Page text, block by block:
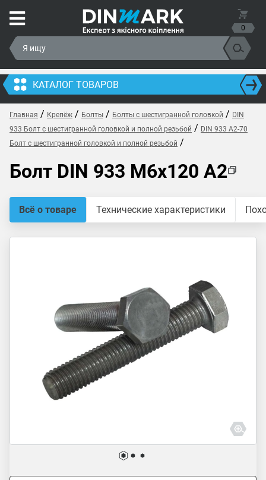
0
КАТАЛОГ ТОВАРОВ
Главная / Крепёж / Болты / Болты с шестигранной головкой / DIN
933 Болт с шестигранной головкой и полной резьбой / DIN 933 A2-70
Болт с шестигранной головкой и полной резьбой /
Болт DIN 933 M6x120 A2
Всё о товаре Технические характеристики